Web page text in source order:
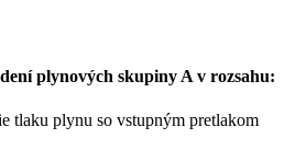
plynových skupiny A v rozsahu:
tlaku plynu so vstupným pretlakom